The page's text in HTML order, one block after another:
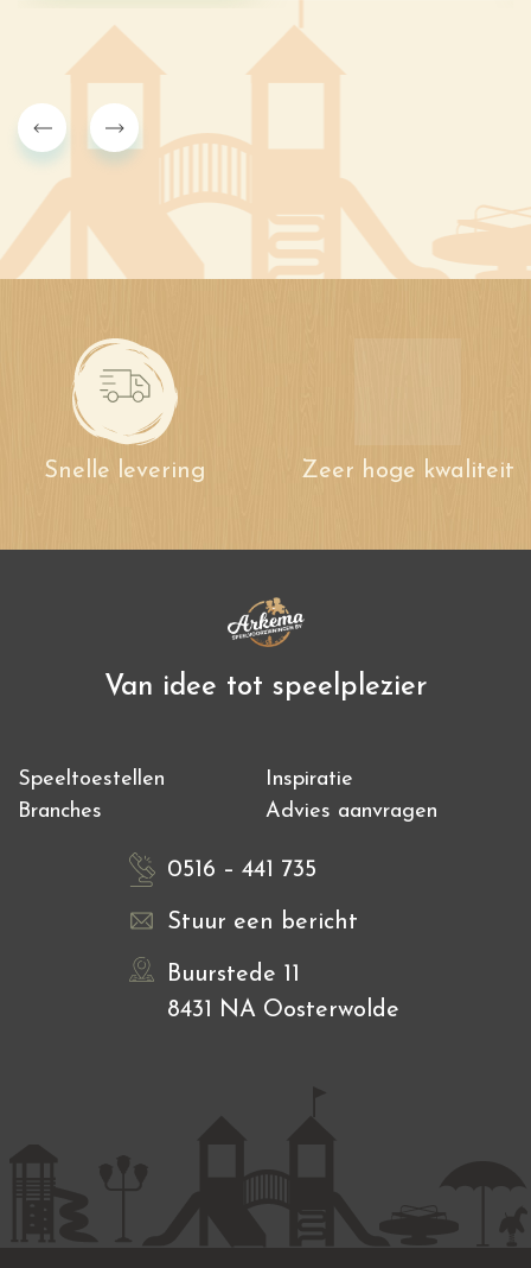
Snelle levering Zeer hoge kwaliteit
Van idee tot speelplezier
Speeltoestellen
Inspiratie
Branches
Advies aanvragen
0516 – 441 735
Stuur een bericht
Buurstede 11
8431 NA Oosterwolde